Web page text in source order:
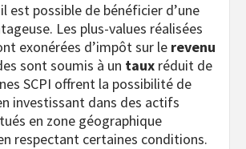
est possible de bénéficier d’une
Les plus-values réalisées
exonérées d’impôt sur le revenu
sont soumis à un taux réduit de
SCPI offrent la possibilité de
investissant dans des actifs
en zone géographique
respectant certaines conditions.